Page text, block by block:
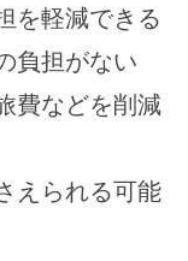
を軽減できる
負担がない
費などを削減
えられる可能